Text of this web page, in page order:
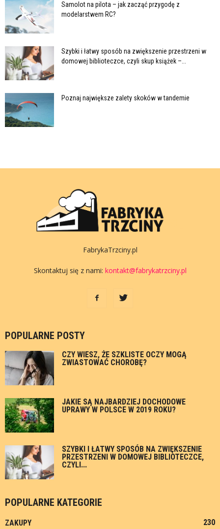
Samolot na pilota – jak zacząć przygodę z
modelarstwem RC?
Szybki i łatwy sposób na zwiększenie przestrzeni w
domowej biblioteczce, czyli skup książek –...
Poznaj największe zalety skoków w tandemie
FabrykaTrzciny.pl
Skontaktuj się z nami: kontakt@fabrykatrzciny.pl
POPULARNE POSTY
CZY WIESZ, ŻE SZKLISTE OCZY MOGĄ
ZWIASTOWAĆ CHOROBĘ?
JAKIE SĄ NAJBARDZIEJ DOCHODOWE
UPRAWY W POLSCE W 2019 ROKU?
SZYBKI I ŁATWY SPOSÓB NA ZWIĘKSZENIE
PRZESTRZENI W DOMOWEJ BIBLIOTECZCE,
CZYLI...
POPULARNE KATEGORIE
ZAKUPY 230